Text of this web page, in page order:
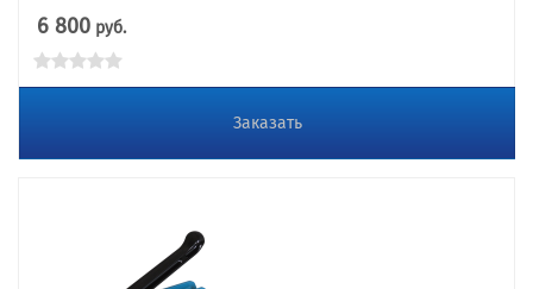
6 800 руб.
Заказать